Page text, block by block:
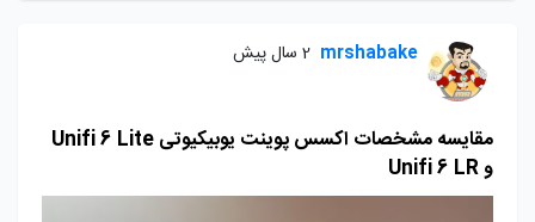
mrshabake 2 سال پیش
مقایسه مشخصات اکسس پوینت یوبیکیوتی Unifi 6 Lite
و Unifi 6 LR